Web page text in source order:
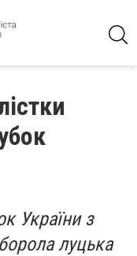
України з
луцька